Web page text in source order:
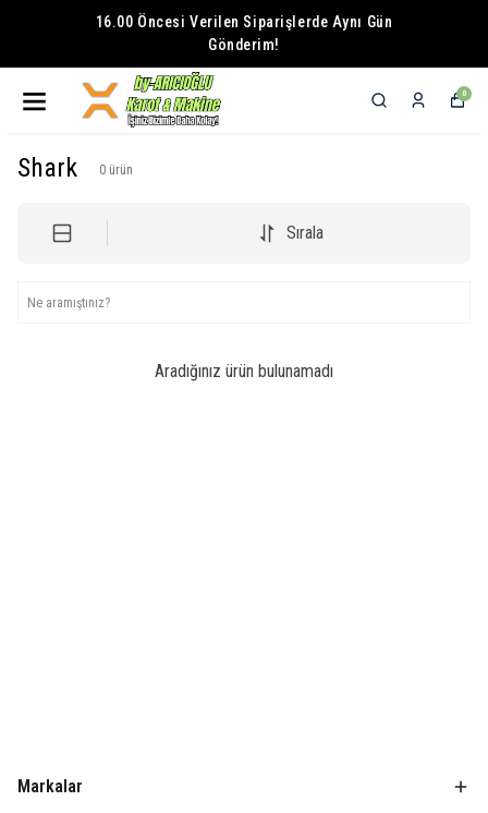
16.00 Öncesi Verilen Siparişlerde Aynı Gün
Gönderim!
0
Shark 0 ürün
Sırala
Aradığınız ürün bulunamadı
Markalar